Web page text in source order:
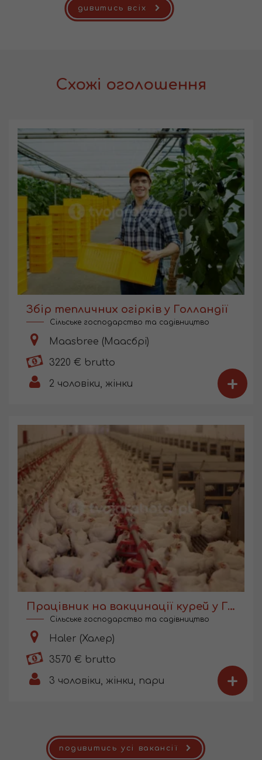
дивитись всіх
Схожі оголошення
Збір тепличних огірків у Голландії
Сільське господарство та садівництво
Maasbree (Маасбрі)
3220 € brutto
2 чоловіки, жінки +
Працівник на вакцинації курей у Голландії
Сільське господарство та садівництво
Haler (Халер)
3570 € brutto
3 чоловіки, жінки, пари +
подивитись усі вакансії